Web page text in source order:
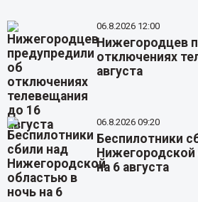
06.8.2026 12:00
Нижегородцев
отключениях
августа
06.8.2026 09:20
Беспилотники
на 6 августа